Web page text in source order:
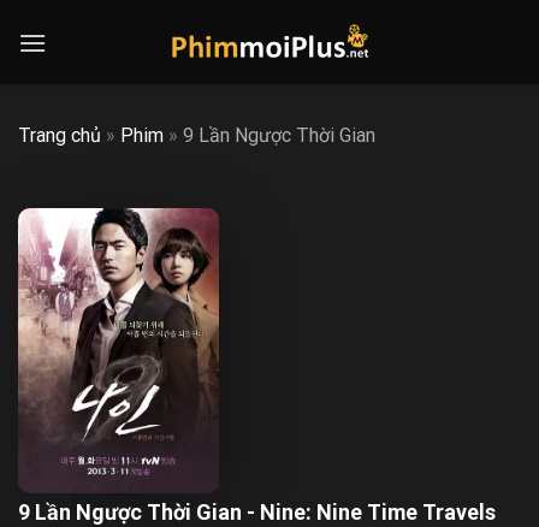
Trang chủ » Phim » 9 Lần Ngược Thời Gian
9 Lần Ngược Thời Gian - Nine: Nine Time Travels